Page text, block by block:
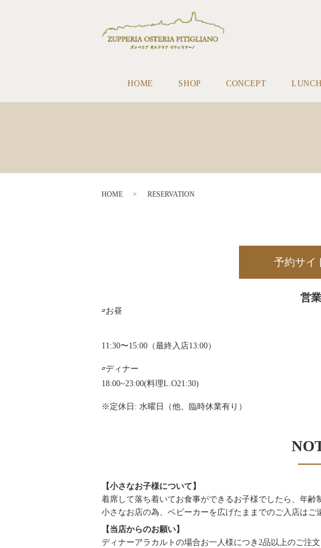
HOME SHOP CONCEPT LUNCH
HOME RESERVATION
予約サイ
営
▱お昼
11:30〜15:00（最終入店13:00）
▱ディナー
18:00~23:00(料理L.O21:30)
※定休日: 水曜日（他、臨時休業有り）
【小さなお子様について】
着席して落ち着いてお食事ができるお子様でしたら、年齢
小さなお店の為、ベビーカーを広げたままでのご入店はご
【当店からのお願い】
ディナーアラカルトの場合お一人様につき2品以上のご注文